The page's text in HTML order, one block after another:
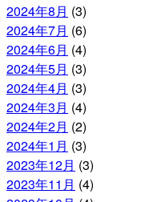
2024年8月 (3)
2024年7月 (6)
2024年6月 (4)
2024年5月 (3)
2024年4月 (3)
2024年3月 (4)
2024年2月 (2)
2024年1月 (3)
2023年12月 (3)
2023年11月 (4)